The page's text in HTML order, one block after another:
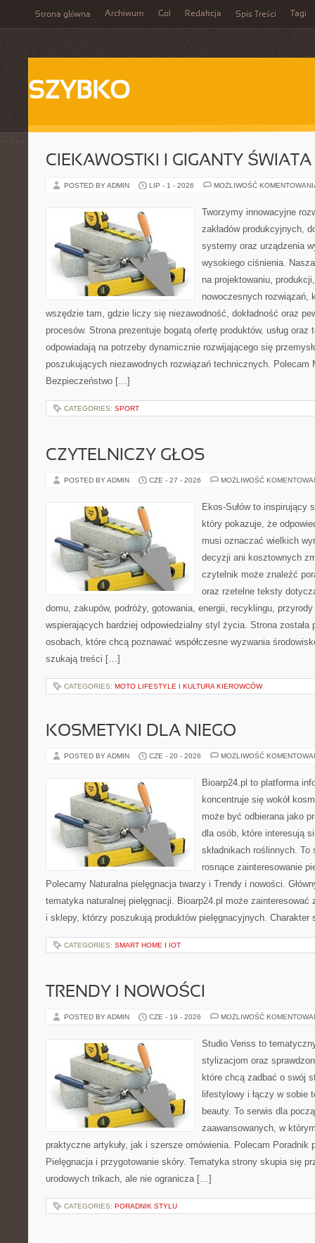
Strona główna Archiwum Gol Redakcja Spis Treści Tagi
SZYBKO
CIEKAWOSTKI I GIGANTY ŚWIATA
POSTED BY ADMIN LIP - 1 - 2026 MOŻLIWOŚĆ
Tworzymy innowacyjne
zakładów produkcyjnych,
systemy oraz urządzenia
wysokiego ciśnienia.
na projektowaniu,
nowoczesnych rozwiązań,
wszędzie tam, gdzie liczy się niezawodność, dokładność oraz
procesów. Strona prezentuje bogatą ofertę produktów, usług oraz
odpowiadają na potrzeby dynamicznie rozwijającego się
poszukujących niezawodnych rozwiązań technicznych. Polecam
Bezpieczeństwo […]
CATEGORIES: SPORT
CZYTELNICZY GŁOS
POSTED BY ADMIN CZE - 27 - 2026 MOŻLIWOŚĆ
Ekos-Sułów to inspirujący
który pokazuje, że
musi oznaczać wielkich
decyzji ani kosztownych
czytelnik może znaleźć
oraz rzetelne teksty
domu, zakupów, podróży, gotowania, energii, recyklingu,
wspierających bardziej odpowiedzialny styl życia. Strona została
osobach, które chcą poznawać współczesne wyzwania
szukają treści […]
CATEGORIES: MOTO LIFESTYLE I KULTURA KIEROWCÓW
KOSMETYKI DLA NIEGO
POSTED BY ADMIN CZE - 20 - 2026 MOŻLIWOŚĆ
Bioarp24.pl to platforma
koncentruje się wokół
może być odbierana jako
dla osób, które interesują
składnikach roślinnych.
rosnące zainteresowanie
Polecamy Naturalna pielęgnacja twarzy i Trendy i nowości.
tematyka naturalnej pielęgnacji. Bioarp24.pl może zainteresować
i sklepy, którzy poszukują produktów pielęgnacyjnych.
CATEGORIES: SMART HOME I IOT
TRENDY I NOWOŚCI
POSTED BY ADMIN CZE - 19 - 2026 MOŻLIWOŚĆ
Studio Veriss to
stylizacjom oraz
które chcą zadbać o swój
lifestylowy i łączy w sobie
beauty. To serwis dla
zaawansowanych, w
praktyczne artykuły, jak i szersze omówienia. Polecam
Pielęgnacja i przygotowanie skóry. Tematyka strony skupia się
urodowych trikach, ale nie ogranicza […]
CATEGORIES: PORADNIK STYLU